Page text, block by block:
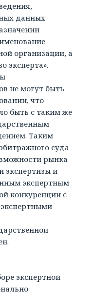
данных
организации, а
эксперта».
не могут быть
что
быть с таким же
Таким
суда
рынка
экспертизы и
экспертным
конкуренции с
экспертной